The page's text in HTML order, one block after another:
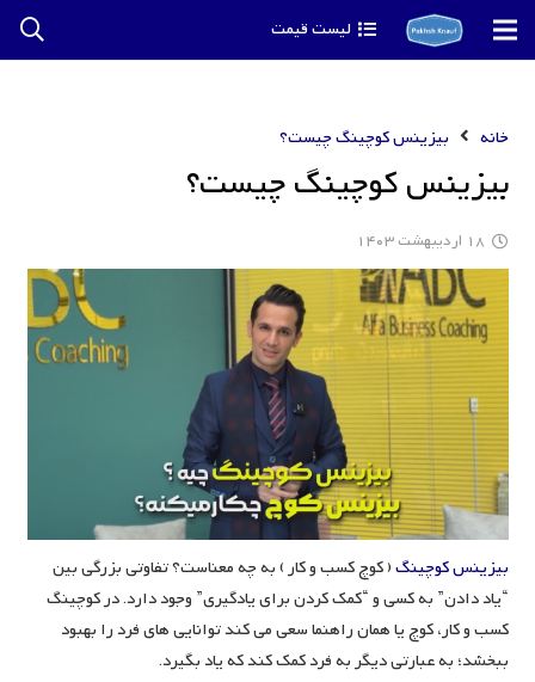
لیست قیمت
خانه بیزینس کوچینگ چیست؟
بیزینس کوچینگ چیست؟
18 اردیبهشت 1403
بیزینس کوچینگ( کوچ کسب و کار ) به چه معناست؟ تفاوتی بزرگی بین
“یاد دادن” به کسی و “کمک کردن برای یادگیری” وجود دارد. در کوچینگ
کسب و کار، کوچ یا همان راهنما سعی می کند توانایی های فرد را بهبود
ببخشد؛ به عبارتی دیگر به فرد کمک کند که یاد بگیرد.